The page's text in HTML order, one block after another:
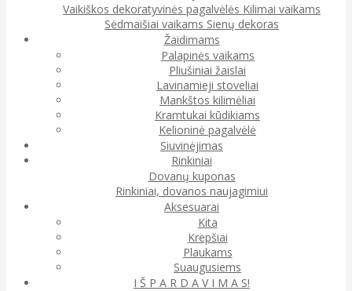
Vaikiškos dekoratyvinės pagalvėlės Kilimai vaikams
Sėdmaišiai vaikams Sienų dekoras
Žaidimams
Palapinės vaikams
Pliušiniai žaislai
Lavinamieji stoveliai
Mankštos kilimėliai
Kramtukai kūdikiams
Kelioninė pagalvėlė
Siuvinėjimas
Rinkiniai
Dovanų kuponas
Rinkiniai, dovanos naujagimiui
Aksesuarai
Kita
Krepšiai
Plaukams
Suaugusiems
I Š P A R D A V I M A S!